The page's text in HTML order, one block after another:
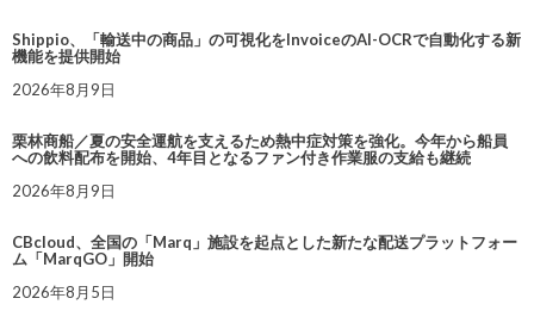
Shippio、「輸送中の商品」の可視化をInvoiceのAI-OCRで自動化する新
機能を提供開始
2026年8月9日
栗林商船／夏の安全運航を支えるため熱中症対策を強化。今年から船員
への飲料配布を開始、4年目となるファン付き作業服の支給も継続
2026年8月9日
CBcloud、全国の「Marq」施設を起点とした新たな配送プラットフォー
ム「MarqGO」開始
2026年8月5日